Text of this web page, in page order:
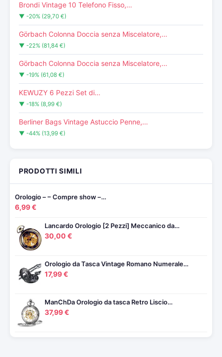
Brondi Vintage 10 Telefono Fisso,…
▼ -20% (29,70 €)
Görbach Colonna Doccia senza Miscelatore,…
▼ -22% (81,84 €)
Görbach Colonna Doccia senza Miscelatore,…
▼ -19% (61,08 €)
KEWUZY 6 Pezzi Set di…
▼ -18% (8,99 €)
Berliner Bags Vintage Astuccio Penne,…
▼ -44% (13,99 €)
PRODOTTI SIMILI
Orologio – – Compre show –…
6,99 €
Lancardo Orologio [2 Pezzi] Meccanico da…
30,00 €
Orologio da Tasca Vintage Romano Numerale…
17,99 €
ManChDa Orologio da tasca Retro Liscio…
37,99 €